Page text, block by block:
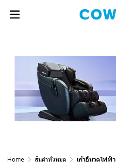
Home สินค้าทั้งหมด เก้าอี้นวดไฟฟ้า